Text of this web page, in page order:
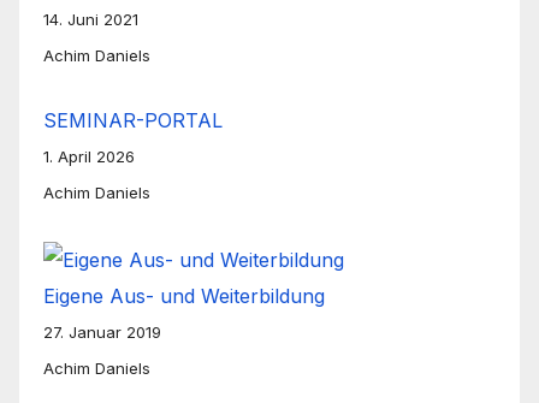
14. Juni 2021
Achim Daniels
SEMINAR-PORTAL
1. April 2026
Achim Daniels
Eigene Aus- und Weiterbildung
27. Januar 2019
Achim Daniels